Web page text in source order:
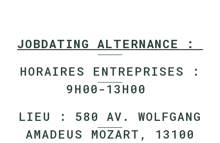
JOBDATING ALTERNANCE :
HORAIRES ENTREPRISES :
9H00-13H00
LIEU : 580 AV. WOLFGANG
AMADEUS MOZART, 13100